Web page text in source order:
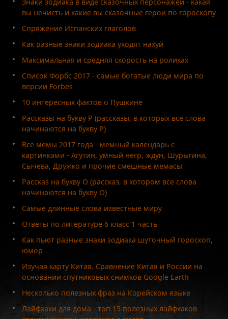
вы нечисть и какие вы сказочные герои по гороскопу
Спряжение Испанских глаголов
Как разные знаки зодиака уходят нахуй
Максимальная и средняя скорость на роликах
Список Форбс 2017 - самые богатые люди мира по
версии Forbes
10 интересных фактов о Пушкине
Рассказы на букву Р (рассказы, в которых все слова
начинаются на букву Р)
Все мемы 2017 года - мемный календарь с
картинками - Агутин, умный негр, ждун, Шурыгина,
Сычева, Дружко и прочие смешные мемасы
Рассказ на букву О (рассказ, в котором все слова
начинаются на букву О)
Самые длинные слова известные миру
Ответы по литературе 6 класс 1 часть
Как пьют разные знаки зодиака шуточный гороскоп,
юмор
Изучая карту Китая. Сравнение Китая и России на
основании спутниковых снимков Google Earth
Несколько полезных фраз на Корейском языке
Лайфхаки для дома - топ 15 полезных лайфхаков